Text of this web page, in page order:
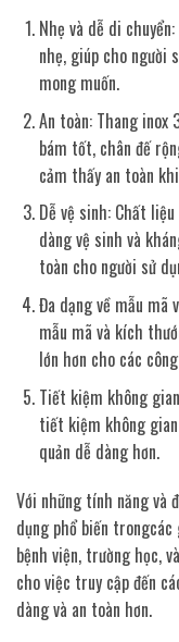
Nhẹ và dễ di
nhẹ, giúp cho người
mong muốn.
An toàn: Thang
bám tốt, chân đế
cảm thấy an toàn
Dễ vệ sinh: Chất
dàng vệ sinh và
toàn cho người sử
Đa dạng về mẫu mã
mẫu mã và kích
lớn hơn cho các
Tiết kiệm không
tiết kiệm không
quản dễ dàng hơn.
Với những tính năng và
dụng phổ biến trongcác
bệnh viện, trường học,
cho việc truy cập đến
dàng và an toàn hơn.